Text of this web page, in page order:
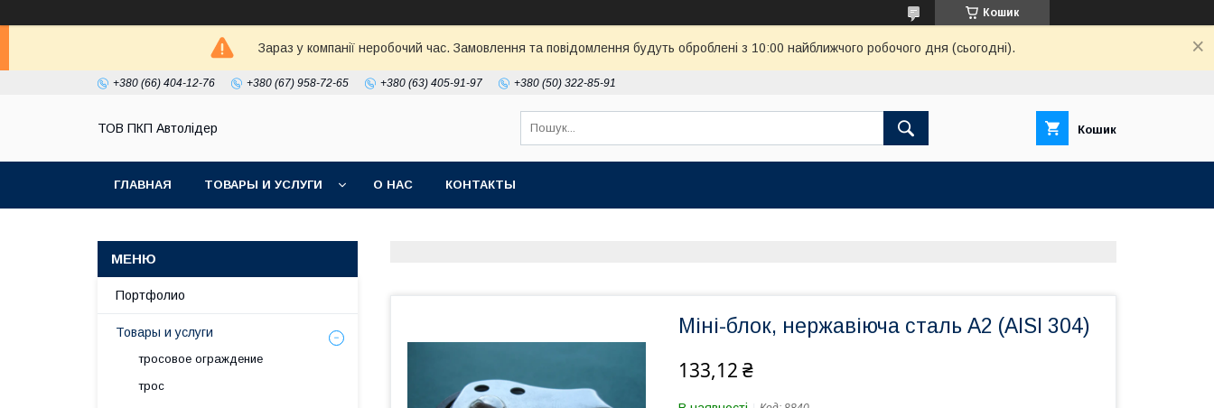
Кошик
Зараз у компанії неробочий час. Замовлення та повідомлення будуть оброблені з 10:00 найближчого робочого дня (сьогодні).
+380 (66) 404-12-76 +380 (67) 958-72-65 +380 (63) 405-91-97 +380 (50) 322-85-91
ТОВ ПКП Автолідер Кошик
ГЛАВНАЯ ТОВАРЫ И УСЛУГИ О НАС КОНТАКТЫ
Міні-блок, нержавіюча сталь А2 (AISI 304)
133,12 ₴
Портфолио
Товары и услуги
тросовое ограждение
трос